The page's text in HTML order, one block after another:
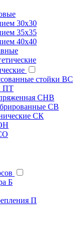
30х30
35х35
40х40
стойки ВС
ПТ
СНВ
СВ
СК
Б
П